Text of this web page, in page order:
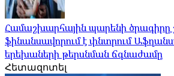
Համաշխարհային պարենի
ֆինանսավորում է փնտրում
երեխաների թերսնման ճգնաժամը
Հետազոտել